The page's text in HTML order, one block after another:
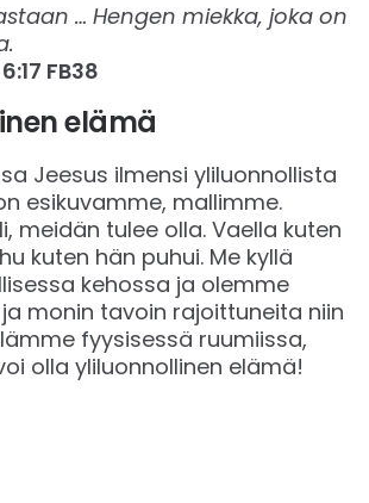
… Hengen miekka, joka on
‭FB38‬‬
elämä
Jeesus ilmensi yliluonnollista
esikuvamme, mallimme.
meidän tulee olla. Vaella kuten
kuten hän puhui. Me kyllä
kehossa ja olemme
monin tavoin rajoittuneita niin
fyysisessä ruumiissa,
olla yliluonnollinen elämä!